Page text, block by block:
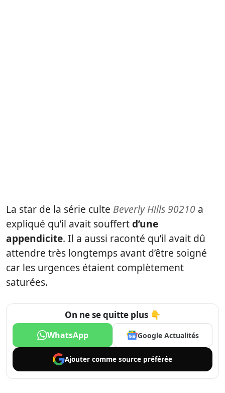
La star de la série culte Beverly Hills 90210 a
expliqué qu’il avait souffertd’une
appendicite. Il a aussi raconté qu’il avait dû
attendre très longtemps avant d’être soigné
car les urgences étaient complètement
saturées.
On ne se quitte plus 👇
WhatsApp Google Actualités
Ajouter comme source préférée